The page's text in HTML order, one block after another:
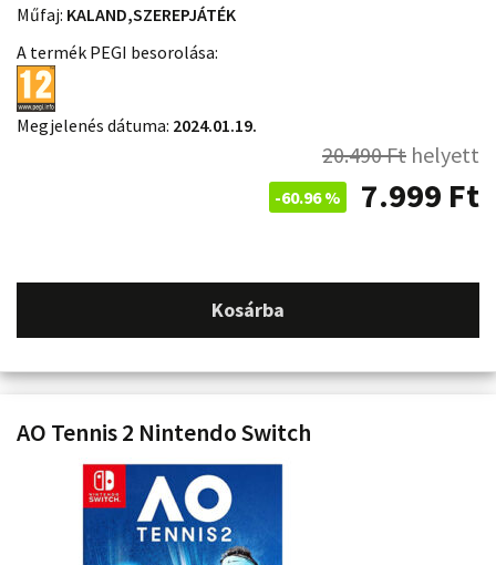
Műfaj: KALAND,SZEREPJÁTÉK
A termék PEGI besorolása:
Megjelenés dátuma: 2024.01.19.
20.490Ft helyett
-60.96 % 7.999 Ft
Kosárba
AO Tennis 2 Nintendo Switch